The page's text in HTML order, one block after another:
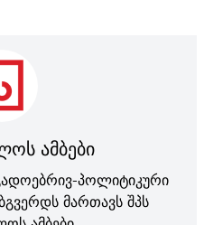
ამბები
პოლიტიკური
მართავს შპს